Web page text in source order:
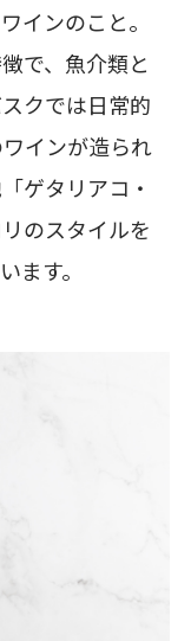
インのこと。
で、魚介類と
クでは日常的
インが造られ
ゲタリアコ・
のスタイルを
ます。